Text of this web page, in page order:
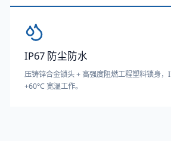
IP67 防尘防水
压铸锌合金锁头 + 高强度阻燃工程塑料锁身，
+60°C 宽温工作。